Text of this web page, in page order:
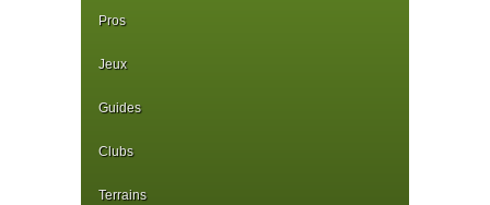
Pros
Jeux
Guides
Clubs
Terrains